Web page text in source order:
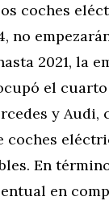
coches
no
2021, la
el
y Audi,
coches
En
en